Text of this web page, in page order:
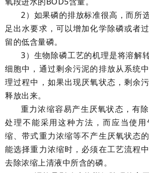
2）如果磷的排放标准很高，而所
足出水要求，可以增加化学除磷或者
留的低含量磷。
3）生物除磷工艺的机理是将溶解
细胞中，通过剩余污泥的排放从系统
理过程中，如果出现厌氧状态，剩余
释放出来。
重力浓缩容易产生厌氧状态，有
处理不能采用这种方法，而应当使
缩、带式重力浓缩等不产生厌氧状态
能选择重力浓缩时，必须在工艺流程
去除浓缩上清液中所含的磷。